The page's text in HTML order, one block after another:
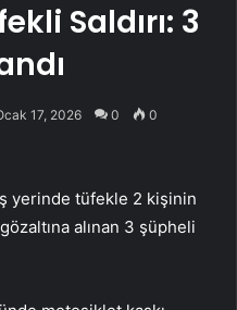
Saldırı: 3
17, 2026 0 0
yerinde tüfekle 2 kişinin
alınan 3 şüpheli